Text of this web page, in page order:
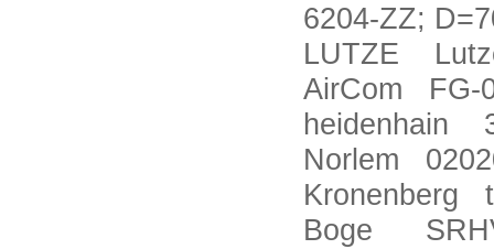
6204-ZZ;
LUTZE
AirCom FG-
heidenhain
Norlem
Kronenberg
Boge